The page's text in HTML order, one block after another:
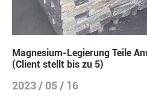
Magnesium-Legierung Teile
(Client stellt bis zu 5)
2023 / 05 / 16